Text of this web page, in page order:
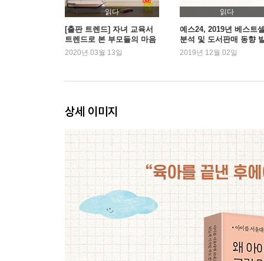
아이의 죄책감을 덜어주세요
마음의 벽을 만드는 말
“도대체 뭐가 부족해?”
아이의 절반만 사랑했습니다
감정을 억제하는 말
“뭐가 부끄럽니? 씩씩하게 말해”
압박하지 말고 감정을 인정해주세요
거짓 감정을 요구하는 말
“슬퍼도 참아라”
약한 감정도 껴안아주세요
읽다
[출판 트렌드] 자녀 교육서
트렌드로 본 부모들의 마음
2020년 03월 13일
읽다
예스24, 2019년 베스트
분석 및 도서판매 동향
2019년 12월 02일
상세 이미지